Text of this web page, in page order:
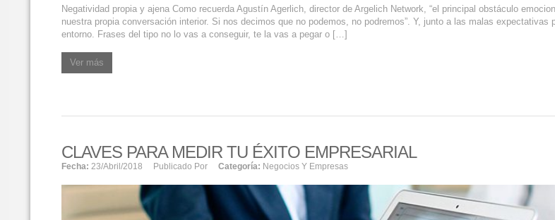
Negatividad propia y ajena Como recuerda Agustín Agerlich, director de Argelich Network, “el principal obstáculo
nuestra propia conversación interior. Si nos decimos que no podemos, no podremos”. Y, junto a las malas expectativas
entorno. Frases del tipo no lo vas a conseguir, te la vas a pegar o […]
Ver más
CLAVES PARA MEDIR TU ÉXITO EMPRESARIAL
Fecha: 23/abril/2018 Publicado Por Categoría: Negocios Y Empresas